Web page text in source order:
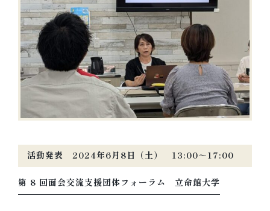
活動発表 2024年6月8日（土） 13:00～17:00
第 8 回面会交流支援団体フォーラム 立命館大学